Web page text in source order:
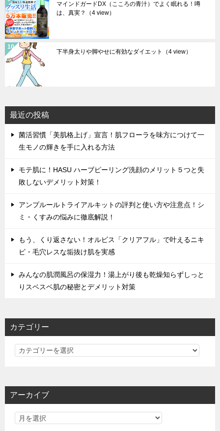
マインドガードDX（こころの青汁）でよく眠れる！噂
は、真実？
（4 view）
下半身太りや脚やせに有効なダイエット （4 view）
最近の投稿
菌活習慣「美肌格上げ」宣言！肌フローラを味方につけて一
生モノの輝きを手に入れる方法
モテ肌に！HASU ハーブピーリング洗顔のメリット５つと失
敗しないデメリット対策！
アンプルールトライアルキットの評判と使い方や注意点！シ
ミ・くすみの悩みに徹底解説！
もう、くり返さない！オルビス「クリアフル」で叶えるニキ
ビ・毛穴レスな垢抜け肌を実感
みんなの肌潤風呂の保湿力！湯上がり後も乾燥知らずしっと
りスベスベ肌の秘密とデメリット対策
カテゴリー
カ
リ
アーカイブ